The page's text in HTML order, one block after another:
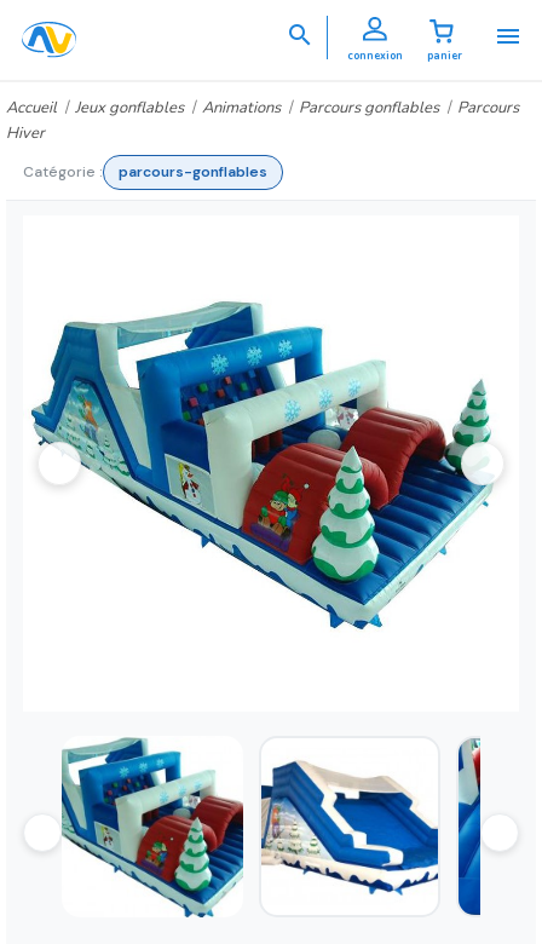

panier
connexion

Accueil Jeux gonflables Animations Parcours gonflables
Parcours
Hiver
Catégorie : parcours-gonflables